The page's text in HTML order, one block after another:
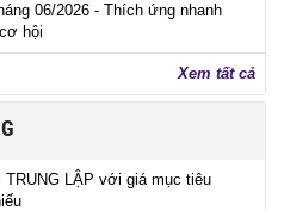
06/2026 - Thích ứng nhanh
hội
Xem tất cả
TRUNG LẬP với giá mục tiêu